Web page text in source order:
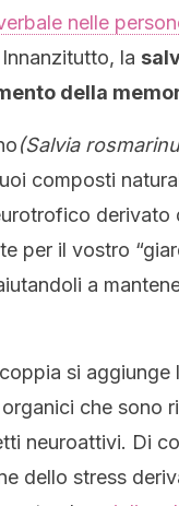
nelle
la
della
(Salvia
composti
derivato
per il vostro
a
si aggiunge
che sono
neuroattivi. Di
dello stress